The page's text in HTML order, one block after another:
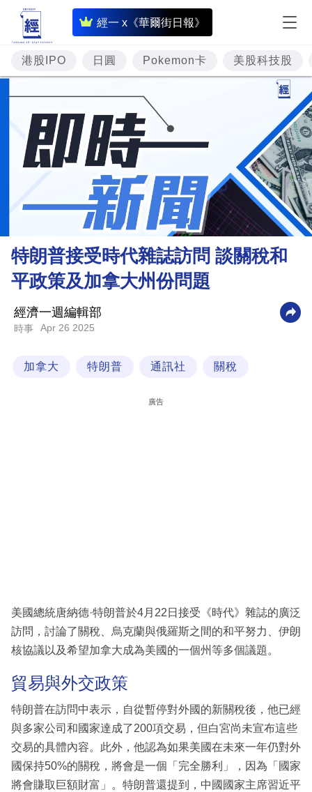
經一 x《華爾街日報》
即
時
財
經
專
題
投
資
樓
市
財
商
業
科
區
港股IPO 日圓 Pokemon卡 美股科技股
特朗普接受時代雜誌訪問 談關稅和
平政策及加拿大州份問題
經濟一週編輯部
時事 Apr 26 2025
加拿大 特朗普 通訊社 關稅
廣告
美國總統唐納德·特朗普於4月22日接受《時代》雜誌的廣泛
訪問，討論了關稅、烏克蘭與俄羅斯之間的和平努力、伊朗
核協議以及希望加拿大成為美國的一個州等多個議題。
貿易與外交政策
特朗普在訪問中表示，自從暫停對外國的新關稅後，他已經
與多家公司和國家達成了200項交易，但白宮尚未宣布這些
交易的具體內容。此外，他認為如果美國在未來一年仍對外
國保持50%的關稅，將會是一個「完全勝利」，因為「國家
將會賺取巨額財富」。特朗普還提到，中國國家主席習近平